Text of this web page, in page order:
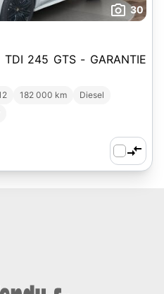
30
TDI 245 GTS - GARANTIE
182 000 km
Diesel